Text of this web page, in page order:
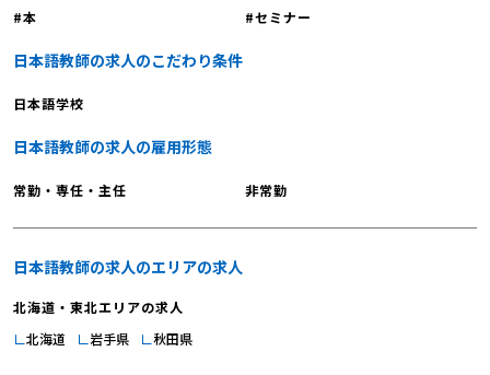
本
セミナー
日本語教師の求人のこだわり条件
日本語学校
日本語教師の求人の雇用形態
常勤・専任・主任 非常勤
日本語教師の求人のエリアの求人
北海道・東北エリアの求人
北海道
岩手県 秋田県